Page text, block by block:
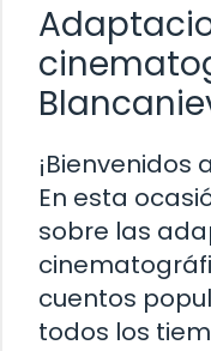
¡Bienvenidos
En esta
sobre las
cuentos
todos los